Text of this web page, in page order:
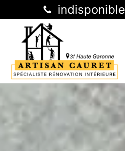
indisponible